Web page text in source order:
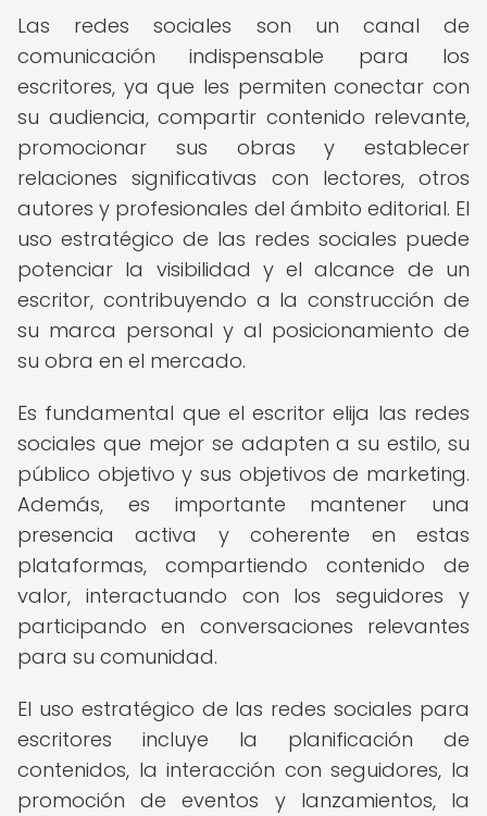
Las redes sociales son un canal de
comunicación indispensable para los
escritores, ya que les permiten conectar con
su audiencia, compartir contenido relevante,
promocionar sus obras y establecer
relaciones significativas con lectores, otros
autores y profesionales del ámbito editorial. El
uso estratégico de las redes sociales puede
potenciar la visibilidad y el alcance de un
escritor, contribuyendo a la construcción de
su marca personal y al posicionamiento de
su obra en el mercado.
Es fundamental que el escritor elija las redes
sociales que mejor se adapten a su estilo, su
público objetivo y sus objetivos de marketing.
Además, es importante mantener una
presencia activa y coherente en estas
plataformas, compartiendo contenido de
valor, interactuando con los seguidores y
participando en conversaciones relevantes
para su comunidad.
El uso estratégico de las redes sociales para
escritores incluye la planificación de
contenidos, la interacción con seguidores, la
promoción de eventos y lanzamientos, la